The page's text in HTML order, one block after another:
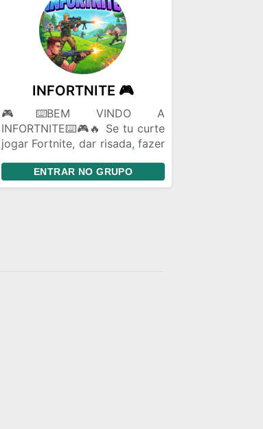
INFORTNITE 🎮
🎮⌨️BEM VINDO A
INFORTNITE⌨️🎮🔥 Se tu curte
jogar Fortnite, dar risada, fazer
esse é o lugar certo! 🎮💬 Aqui
não importa se tu é pro player,
ENTRAR NO GRUPO